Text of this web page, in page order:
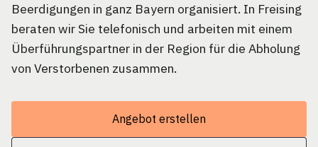
Beerdigungen in ganz Bayern organisiert. In Freising
beraten wir Sie telefonisch und arbeiten mit einem
Überführungspartner in der Region für die Abholung
von Verstorbenen zusammen.
Angebot erstellen